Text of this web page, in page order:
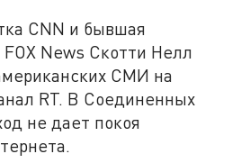
CNN и бывшая
News Скотти Нелл
СМИ на
RT. В Соединенных
не дает покоя